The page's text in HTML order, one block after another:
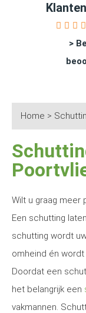
>
Home >
Wilt u graag meer
Een schutting
schutting wordt
omheind én
Doordat een
het belangrijk een
vakmannen.